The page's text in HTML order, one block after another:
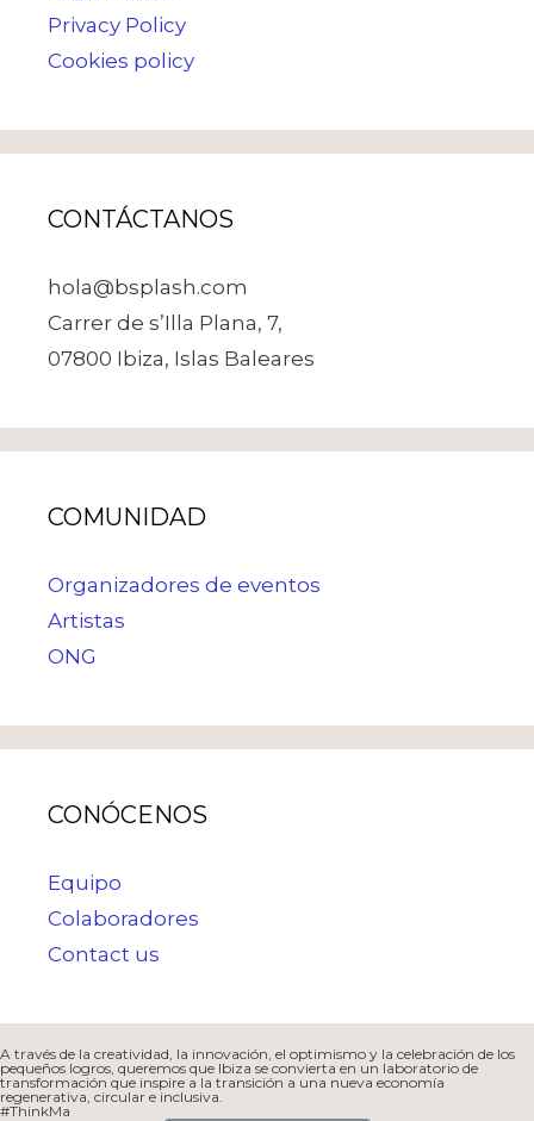
Privacy Policy
Cookies policy
CONTÁCTANOS
hola@bsplash.com
Carrer de s’Illa Plana, 7,
07800 Ibiza, Islas Baleares
COMUNIDAD
Organizadores de eventos
Artistas
ONG
CONÓCENOS
Equipo
Colaboradores
Contact us
A través de la creatividad, la innovación, el optimismo y la celebración de los
pequeños logros, queremos que Ibiza se convierta en un laboratorio de
transformación que inspire a la transición a una nueva economía
regenerativa, circular e inclusiva.
#ThinkMa